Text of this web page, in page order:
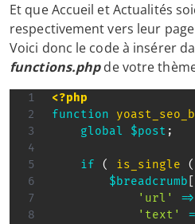
Et que Accueil et Actualités
respectivement vers leur
Voici donc le code à insérer
functions.phpde votre
<?php
function
global
$post ;
if ( is_single (
$breadcrumb
'url'
=>
'text'